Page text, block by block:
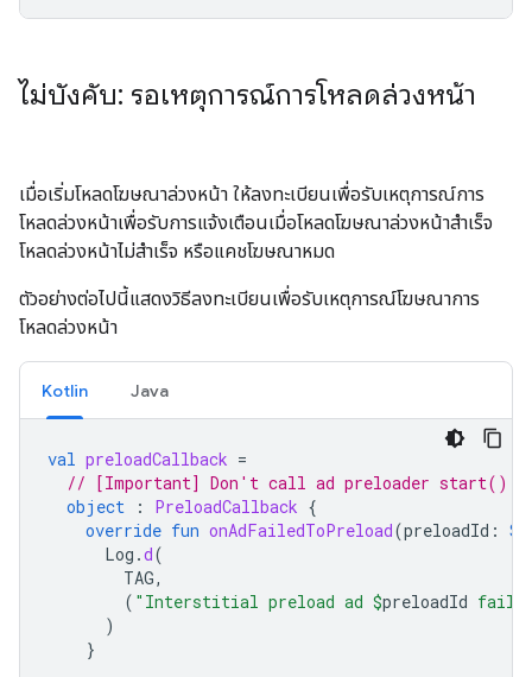
ไม่บังคับ: รอเหตุการณ์การโหลดล่วงหน้า
เมื่อเริ่มโหลดโฆษณาล่วงหน้า ให้ลงทะเบียนเพื่อรับเหตุการณ์การ
โหลดล่วงหน้าเพื่อรับการแจ้งเตือนเมื่อโหลดโฆษณาล่วงหน้าสำเร็จ
โหลดล่วงหน้าไม่สำเร็จ หรือแคชโฆษณาหมด
ตัวอย่างต่อไปนี้แสดงวิธีลงทะเบียนเพื่อรับเหตุการณ์โฆษณาการ
โหลดล่วงหน้า
Kotlin Java
val preloadCallback =
// [Important] Don't call ad preloader start()
object
: PreloadCallback {
override fun onAdFailedToPreload(preloadId :
Log .d(
TAG,
( "Interstitial preload ad $preloadId
)
}